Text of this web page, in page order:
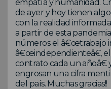
empatía y humanidad.
de ayer y hoy tienen
con la realidad
a partir de esta
números el â€œtrabajo
â€œindependienteâ€,
contrato cada un añoâ€
engrosan una cifra
del país. Muchas gracias!!